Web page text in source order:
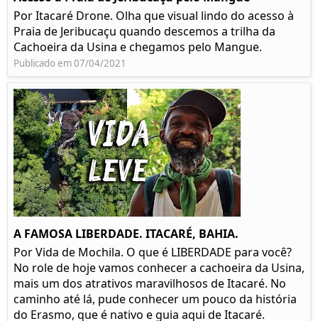
Por Itacaré Drone. Olha que visual lindo do acesso à
Praia de Jeribucaçu quando descemos a trilha da
Cachoeira da Usina e chegamos pelo Mangue.
Publicado em 07/04/2021
A FAMOSA LIBERDADE. ITACARÉ, BAHIA.
Por Vida de Mochila. O que é LIBERDADE para você?
No role de hoje vamos conhecer a cachoeira da Usina,
mais um dos atrativos maravilhosos de Itacaré. No
caminho até lá, pude conhecer um pouco da história
do Erasmo, que é nativo e guia aqui de Itacaré.